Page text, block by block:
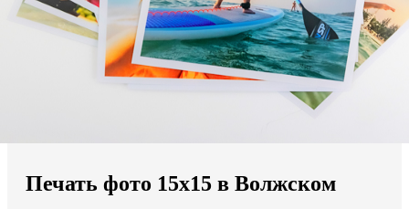
Мы доставляем по всему миру
Продолжить без города
Печать фото 15х15 в Волжском